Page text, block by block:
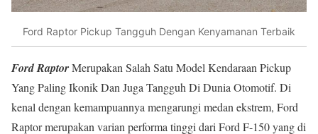
Ford Raptor Pickup Tangguh Dengan Kenyamanan Terbaik
Ford RaptorMerupakan Salah Satu Model Kendaraan Pickup
Yang Paling Ikonik Dan Juga Tangguh Di Dunia Otomotif. Di
kenal dengan kemampuannya mengarungi medan ekstrem, Ford
Raptor merupakan varian performa tinggi dari Ford F-150 yang di